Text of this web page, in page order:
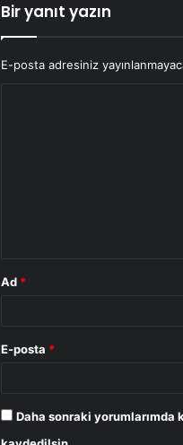
Bir yanıt yazın
E-posta adresiniz
Ad *
E-posta *
Daha sonraki yorumlarımda